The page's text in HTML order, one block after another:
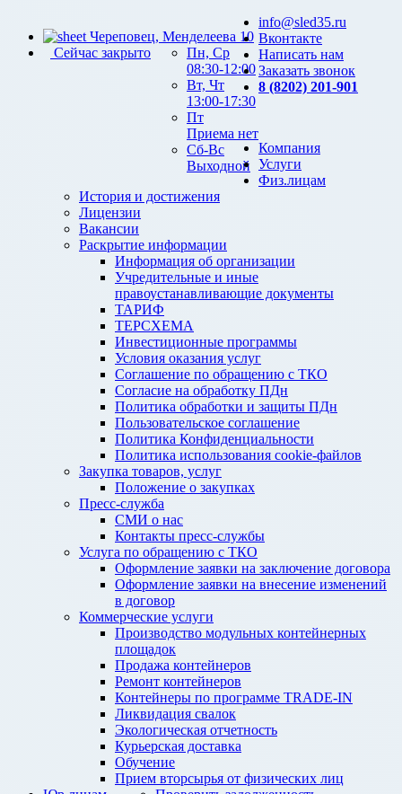
Череповец, Менделеева 10
Сейчас закрыто
Пн, Ср
08:30-12:00
Вт, Чт
13:00-17:30
Пт
Приема нет
Сб-Вс
Выходной
info@sled35.ru
Вконтакте
Написать нам
Заказать звонок
8 (8202) 201-901
Компания
История и достижения
Лицензии
Вакансии
Раскрытие информации
Информация об организации
Учредительные и иные
правоустанавливающие документы
ТАРИФ
ТЕРСХЕМА
Инвестиционные программы
Условия оказания услуг
Соглашение по обращению с ТКО
Согласие на обработку ПДн
Политика обработки и защиты ПДн
Пользовательское соглашение
Политика Конфиденциальности
Политика использования cookie-файлов
Закупка товаров, услуг
Положение о закупках
Пресс-служба
СМИ о нас
Контакты пресс-службы
Услуги
Услуга по обращению с ТКО
Оформление заявки на заключение договора
Оформление заявки на внесение изменений
в договор
Коммерческие услуги
Производство модульных контейнерных
площадок
Продажа контейнеров
Ремонт контейнеров
Контейнеры по программе TRADE-IN
Ликвидация свалок
Экологическая отчетность
Курьерская доставка
Обучение
Прием вторсырья от физических лиц
Физ.лицам